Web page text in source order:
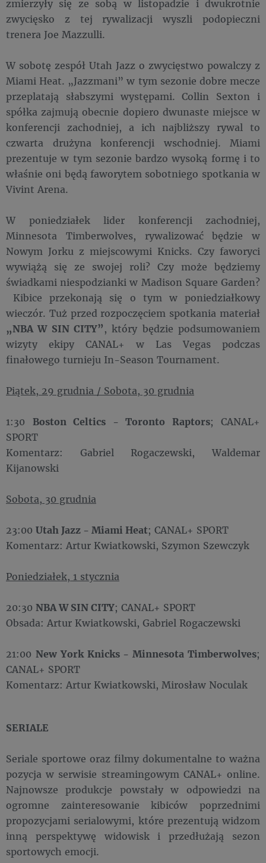
zmierzyły się ze sobą w listopadzie i dwukrotnie
zwycięsko z tej rywalizacji wyszli podopieczni
trenera Joe Mazzulli.
W sobotę zespół Utah Jazz o zwycięstwo powalczy z
Miami Heat. „Jazzmani” w tym sezonie dobre mecze
przeplatają słabszymi występami. Collin Sexton i
spółka zajmują obecnie dopiero dwunaste miejsce w
konferencji zachodniej, a ich najbliższy rywal to
czwarta drużyna konferencji wschodniej. Miami
prezentuje w tym sezonie bardzo wysoką formę i to
właśnie oni będą faworytem sobotniego spotkania w
Vivint Arena.
W poniedziałek lider konferencji zachodniej,
Minnesota Timberwolves, rywalizować będzie w
Nowym Jorku z miejscowymi Knicks. Czy faworyci
wywiążą się ze swojej roli? Czy może będziemy
świadkami niespodzianki w Madison Square Garden?
Kibice przekonają się o tym w poniedziałkowy
wieczór. Tuż przed rozpoczęciem spotkania materiał
„NBA W SIN CITY”, który będzie podsumowaniem
wizyty ekipy CANAL+ w Las Vegas podczas
finałowego turnieju In-Season Tournament.
Piątek, 29 grudnia / Sobota, 30 grudnia
1:30 Boston Celtics - Toronto Raptors; CANAL+
SPORT
Komentarz: Gabriel Rogaczewski, Waldemar
Kijanowski
Sobota, 30 grudnia
23:00 Utah Jazz - Miami Heat; CANAL+ SPORT
Komentarz: Artur Kwiatkowski, Szymon Szewczyk
Poniedziałek, 1 stycznia
20:30 NBA W SIN CITY; CANAL+ SPORT
Obsada: Artur Kwiatkowski, Gabriel Rogaczewski
21:00 New York Knicks - Minnesota Timberwolves;
CANAL+ SPORT
Komentarz: Artur Kwiatkowski, Mirosław Noculak
SERIALE
Seriale sportowe oraz filmy dokumentalne to ważna
pozycja w serwisie streamingowym CANAL+ online.
Najnowsze produkcje powstały w odpowiedzi na
ogromne zainteresowanie kibiców poprzednimi
propozycjami serialowymi, które prezentują widzom
inną perspektywę widowisk i przedłużają sezon
sportowych emocji.